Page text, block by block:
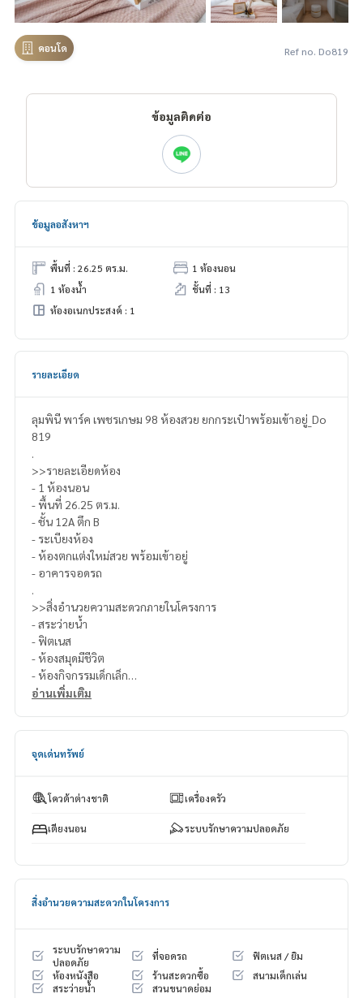
คอนโด Ref no. Do819
ข้อมูลติดต่อ
ข้อมูลอสังหาฯ
พื้นที่ : 26.25 ตร.ม.
1 ห้องนอน
1 ห้องน้ำ
ชั้นที่ : 13
ห้องอเนกประสงค์ : 1
รายละเอียด
ลุมพินี พาร์ค เพชรเกษม 98 ห้องสวย ยกกระเป๋าพร้อมเข้าอยู่_Do
819
.
>>รายละเอียดห้อง
- 1 ห้องนอน
- พื้นที่ 26.25 ตร.ม.
- ชั้น 12A ตึก B
- ระเบียงห้อง
- ห้องตกแต่งใหม่สวย พร้อมเข้าอยู่
- อาคารจอดรถ
.
>>สิ่งอำนวยความสะดวกภายในโครงการ
- สระว่ายน้ำ
- ฟิตเนส
- ห้องสมุดมีชีวิต
- ห้องกิจกรรมเด็กเล็ก
- สวนออกกำลังกายกลางแจ้ง
- ห้องออกกำลังกาย
.
-MRTบางแค
- ซีคอน บางแค
- เทสโก้ โลตัส บางแค
- บิ๊กซี เพชรเกษม
- โรงพยาบาลพญาไท 3
===============
สนใจติดต่อฟลุ๊ค
099-287-9294
อ่านเพิ่มเติม
จุดเด่นทรัพย์
โควต้าต่างชาติ เครื่องครัว
เตียงนอน ระบบรักษาความปลอดภัย
สิ่งอำนวยความสะดวกในโครงการ
ระบบรักษาความ
ปลอดภัย
ที่จอดรถ
ฟิตเนส / ยิม
ห้องหนังสือ
ร้านสะดวกซื้อ
สนามเด็กเล่น
สระว่ายน้ำ
สวนขนาดย่อม